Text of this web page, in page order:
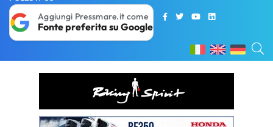
Aggiungi Pressmare.it come
Fonte preferita su Google